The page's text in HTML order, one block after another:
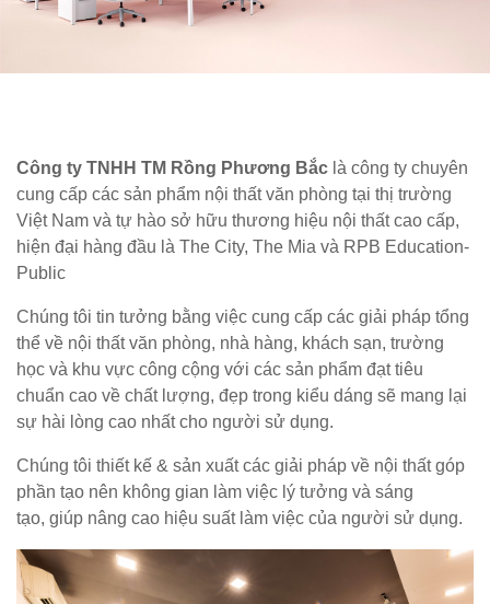
Công ty TNHH TM Rồng Phương Bắc là công ty chuyên
cung cấp các sản phẩm nội thất văn phòng tại thị trường
Việt Nam và tự hào sở hữu thương hiệu nội thất cao cấp,
hiện đại hàng đầu là The City, The Mia và RPB Education-
Public
Chúng tôi tin tưởng bằng việc cung cấp các giải pháp tổng
thể về nội thất văn phòng, nhà hàng, khách sạn, trường
học và khu vực công cộng với các sản phẩm đạt tiêu
chuẩn cao về chất lượng, đẹp trong kiểu dáng sẽ mang lại
sự hài lòng cao nhất cho người sử dụng.
Chúng tôi thiết kế & sản xuất các giải pháp về nội thất góp
phần tạo nên không gian làm việc lý tưởng và sáng
tạo, giúp nâng cao hiệu suất làm việc của người sử dụng.